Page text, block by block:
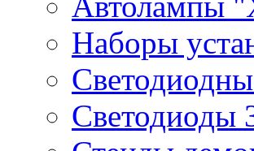
Наборы
Светодиоды